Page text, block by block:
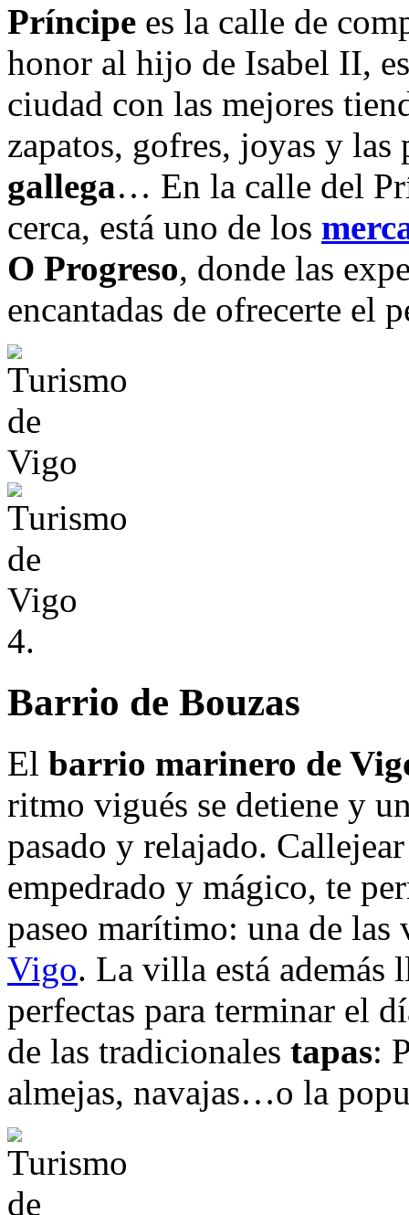
Príncipe es la calle de
honor al hijo de Isabel II,
ciudad con las mejores
zapatos, gofres, joyas y
gallega… En la calle del
cerca, está uno de los
O Progreso, donde las
encantadas de ofrecerte el
4.
Barrio de Bouzas
El barrio marinero de
ritmo vigués se detiene y
pasado y relajado.
empedrado y mágico, te
paseo marítimo: una de las
Vigo. La villa está además
perfectas para terminar el
de las tradicionales tapas:
almejas, navajas…o la